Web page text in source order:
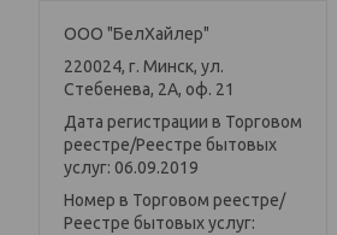
ООО "БелХайлер"
220024, г. Минск, ул.
Стебенева, 2А, оф. 21
Дата регистрации в Торговом
реестре/Реестре бытовых
услуг: 06.09.2019
Номер в Торговом реестре/
Реестре бытовых услуг: